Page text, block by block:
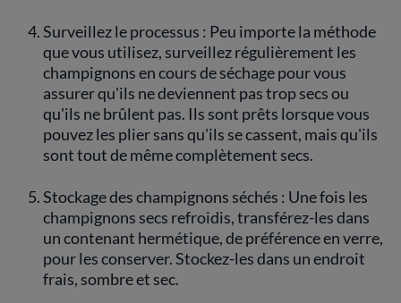
Surveillez le processus : Peu importe la méthode
que vous utilisez, surveillez régulièrement les
champignons en cours de séchage pour vous
assurer qu'ils ne deviennent pas trop secs ou
qu'ils ne brûlent pas. Ils sont prêts lorsque vous
pouvez les plier sans qu'ils se cassent, mais qu'ils
sont tout de même complètement secs.
Stockage des champignons séchés : Une fois les
champignons secs refroidis, transférez-les dans
un contenant hermétique, de préférence en verre,
pour les conserver. Stockez-les dans un endroit
frais, sombre et sec.